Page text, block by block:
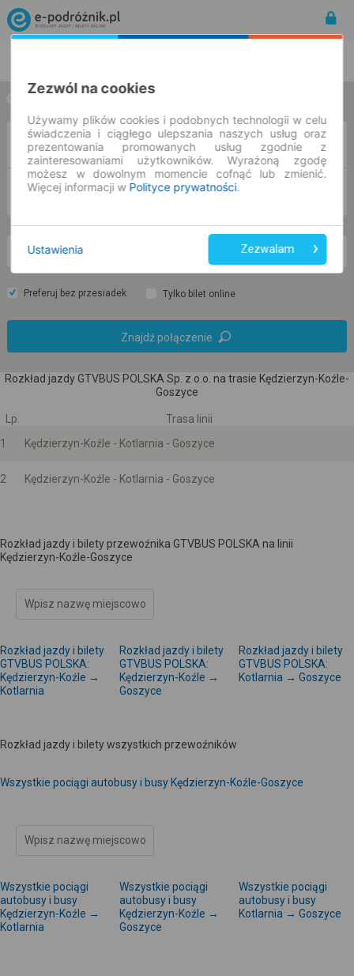
Z
DO
pt. 7 sie.
Preferuj bez przesiadek Tylko bilet online
Znajdź połączenie
Rozkład jazdy GTVBUS POLSKA Sp. z o.o. na trasie Kędzierzyn-Koźle-
Goszyce
Lp.
Trasa linii
1
Kędzierzyn-Koźle - Kotlarnia - Goszyce
2 Kędzierzyn-Koźle - Kotlarnia - Goszyce
Rozkład jazdy i bilety przewoźnika GTVBUS POLSKA na linii
Kędzierzyn-Koźle-Goszyce
Rozkład jazdy i bilety
GTVBUS POLSKA:
Kędzierzyn-Koźle →
Kotlarnia
Rozkład jazdy i bilety
GTVBUS POLSKA:
Kędzierzyn-Koźle →
Goszyce
Rozkład jazdy i bilety
GTVBUS POLSKA:
Kotlarnia → Goszyce
Rozkład jazdy i bilety wszystkich przewoźników
Wszystkie pociągi autobusy i busy Kędzierzyn-Koźle-Goszyce
Wszystkie pociągi
autobusy i busy
Kędzierzyn-Koźle →
Kotlarnia
Wszystkie pociągi
autobusy i busy
Kędzierzyn-Koźle →
Goszyce
Wszystkie pociągi
autobusy i busy
Kotlarnia → Goszyce
Zezwól na cookies
Używamy plików cookies i podobnych technologii w celu
świadczenia i ciągłego ulepszania naszych usług oraz
prezentowania promowanych usług zgodnie z
zainteresowaniami użytkowników. Wyrażoną zgodę
możesz w dowolnym momencie cofnąć lub zmienić.
Więcej informacji w Polityce prywatności.
Ustawienia Zezwalam